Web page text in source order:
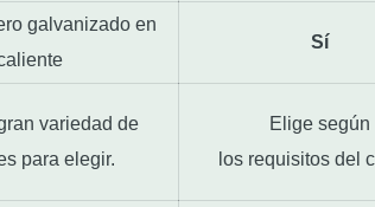
galvanizado en
Sí
variedad de
para elegir.
Elige según
los requisitos del